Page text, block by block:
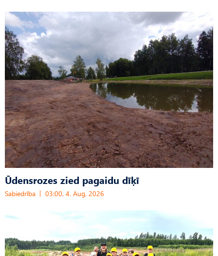
Ūdensrozes zied pagaidu dīķī
Sabiedrība 03:00, 4. Aug, 2026